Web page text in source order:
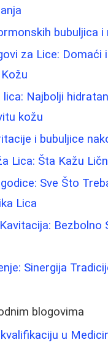
bubuljica
za Lice: Domaći
lica: Najbolji
kožu
i bubuljice
Lica: Šta Kažu
Sve Što
Lica
Bezbolno
Sinergija
blogovima
u